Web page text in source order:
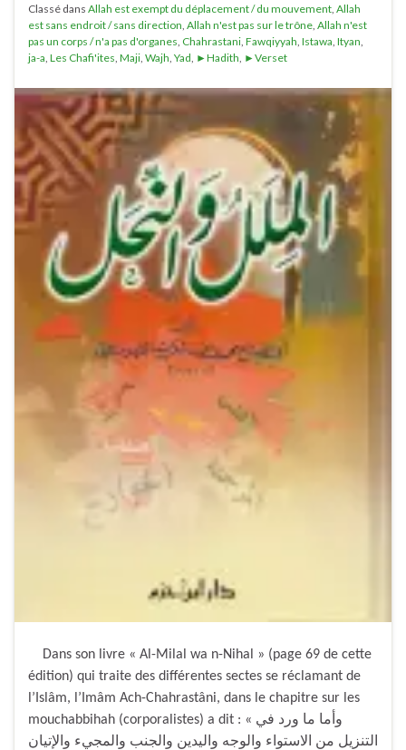
Classé dans Allah est exempt du déplacement / du mouvement Allah
est sans endroit / sans direction Allah n'est pas sur le trône Allah n'est
pas un corps / n'a pas d'organes Chahrastani Fawqiyyah Istawa Ityan
ja-a Les Chafi'ites Maji Wajh Yad ►Hadith ►Verset
Dans son livre « Al-Milal wa n-Nihal » (page 69 de cette
édition) qui traite des différentes sectes se réclamant de
l’Islâm, l’Imâm Ach-Chahrastâni, dans le chapitre sur les
mouchabbihah (corporalistes) a dit : « وأما ما ورد في
التنزيل من الاستواء والوجه واليدين والجنب والمجيء والإتيان